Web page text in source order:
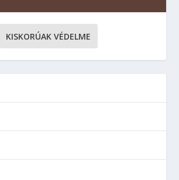
KISKORÚAK VÉDELME